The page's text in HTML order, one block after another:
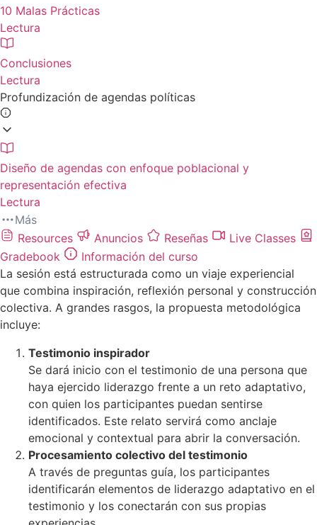
10 Malas Prácticas
Lectura
Conclusiones
Lectura
Profundización de agendas políticas
Diseño de agendas con enfoque poblacional y
representación efectiva
Lectura
Más
Resources
Anuncios Reseñas
Live Classes
Gradebook
Información del curso
La sesión está estructurada como un viaje experiencial
que combina inspiración, reflexión personal y construcción
colectiva. A grandes rasgos, la propuesta metodológica
incluye:
Testimonio inspirador
Se dará inicio con el testimonio de una persona que
haya ejercido liderazgo frente a un reto adaptativo,
con quien los participantes puedan sentirse
identificados. Este relato servirá como anclaje
emocional y contextual para abrir la conversación.
Procesamiento colectivo del testimonio
A través de preguntas guía, los participantes
identificarán elementos de liderazgo adaptativo en el
testimonio y los conectarán con sus propias